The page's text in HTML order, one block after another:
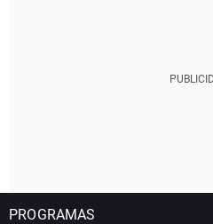
PROGRAMAS